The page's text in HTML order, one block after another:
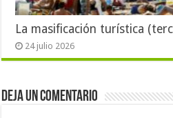
La masificación turística
24 julio 2026
Deja un comentario